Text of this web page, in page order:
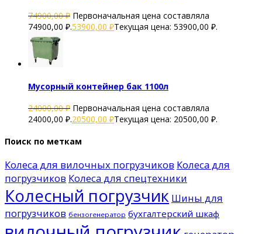
74900,00₽ Первоначальная цена составляла
74900,00 ₽.53900,00 ₽Текущая цена: 53900,00 ₽.
Мусорный контейнер бак 1100л
24000,00₽ Первоначальная цена составляла
24000,00 ₽.20500,00 ₽Текущая цена: 20500,00 ₽.
Поиск по меткам
Колеса для вилочных погрузчиков Колеса для
погрузчиков Колеса для спецтехники
Колесный погрузчик Шины для
погрузчиков бензогенератор бухгалтерский шкаф